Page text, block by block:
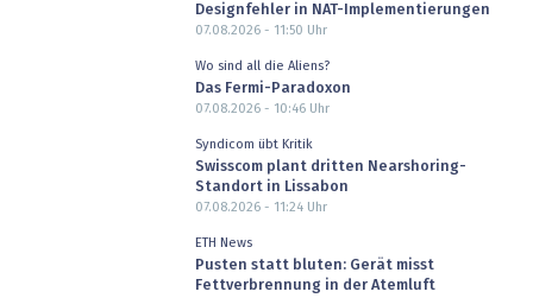
Designfehler in NAT-Implementierungen
07.08.2026 - 11:50 Uhr
Wo sind all die Aliens?
Das Fermi-Paradoxon
07.08.2026 - 10:46Uhr
Syndicom übt Kritik
Swisscom plant dritten Nearshoring-
Standort in Lissabon
07.08.2026 - 11:24Uhr
ETH News
Pusten statt bluten: Gerät misst
Fettverbrennung in der Atemluft